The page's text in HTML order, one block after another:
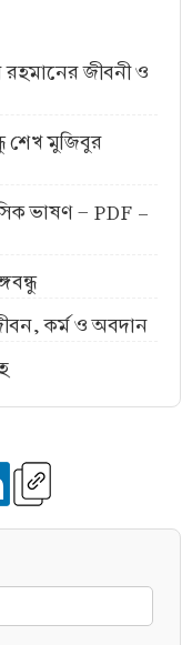
রহমানের জীবনী ও
শেখ মুজিবুর
ভাষণ - PDF -
কর্ম ও অবদান